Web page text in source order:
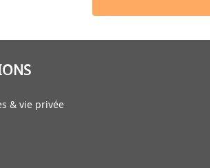
& vie privée